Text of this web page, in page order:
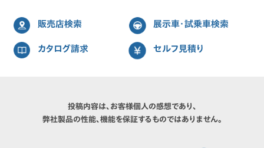
販売店検索 展示車・試乗車検索
カタログ請求 セルフ見積り
投稿内容は、お客様個人の感想であり、
弊社製品の性能、機能を保証するものではありません。